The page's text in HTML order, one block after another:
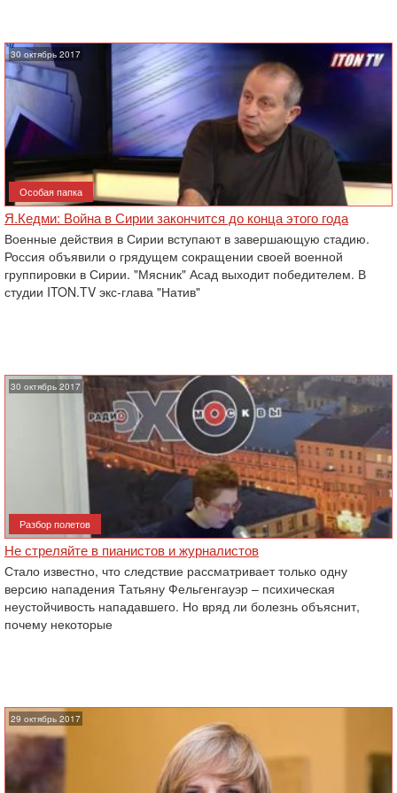
30 октябрь 2017
Особая папка
Я.Кедми: Война в Сирии закончится до конца этого года
Военные действия в Сирии вступают в завершающую стадию.
Россия объявили о грядущем сокращении своей военной
группировки в Сирии. "Мясник" Асад выходит победителем. В
студии ITON.TV экс-глава "Натив"
30 октябрь 2017
Разбор полетов
Не стреляйте в пианистов и журналистов
Стало известно, что следствие рассматривает только одну
версию нападения Татьяну Фельгенгауэр – психическая
неустойчивость нападавшего. Но вряд ли ‎болезнь объяснит,
почему некоторые
29 октябрь 2017